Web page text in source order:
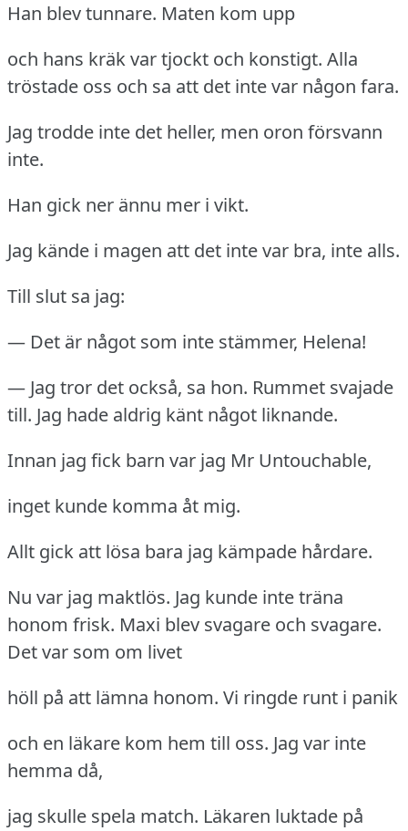
Han blev tunnare. Maten kom upp
och hans kräk var tjockt och konstigt. Alla
tröstade oss och sa att det inte var någon fara.
Jag trodde inte det heller, men oron försvann
inte.
Han gick ner ännu mer i vikt.
Jag kände i magen att det inte var bra, inte alls.
Till slut sa jag:
— Det är något som inte stämmer, Helena!
— Jag tror det också, sa hon. Rummet svajade
till. Jag hade aldrig känt något liknande.
Innan jag fick barn var jag Mr Untouchable,
inget kunde komma åt mig.
Allt gick att lösa bara jag kämpade hårdare.
Nu var jag maktlös. Jag kunde inte träna
honom frisk. Maxi blev svagare och svagare.
Det var som om livet
höll på att lämna honom. Vi ringde runt i panik
och en läkare kom hem till oss. Jag var inte
hemma då,
jag skulle spela match. Läkaren luktade på